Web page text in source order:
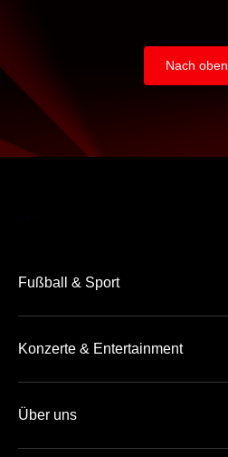
Nach oben
Fußball & Sport
3. Liga
Konzerte & Entertainment
Über uns